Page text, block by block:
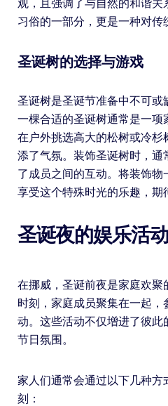
观，且强调了与自然的和谐
习俗的一部分，更是一种对传
圣诞树的选择与游戏
圣诞树是圣诞节准备中不可或
一棵合适的圣诞树通常是一项
在户外挑选高大的松树或冷杉
添了气氛。装饰圣诞树时，通
了成员之间的互动。将装饰
享受这个特殊时光的乐趣，期
圣诞夜的娱乐活动
在挪威，圣诞前夜是家庭欢聚
时刻，家庭成员聚集在一起
动。这些活动不仅增进了彼此
节日氛围。
家人们通常会通过以下几种方
刻：